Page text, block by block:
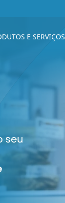
E SERVIÇOS
seu